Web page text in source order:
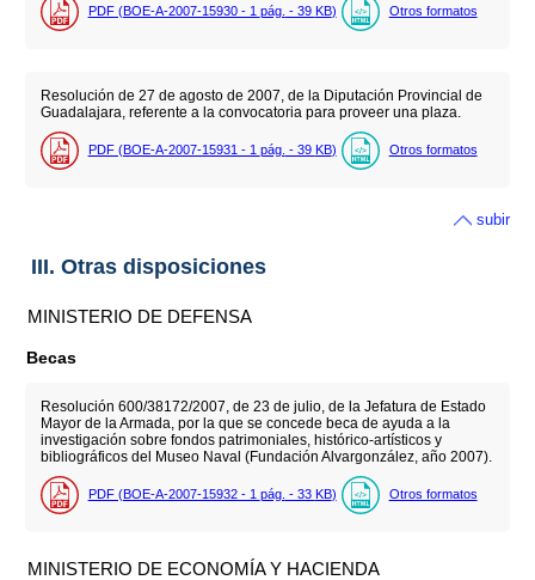
PDF (BOE-A-2007-15930 - 1 pág. - 39 KB) Otros formatos
Resolución de 27 de agosto de 2007, de la Diputación Provincial de
Guadalajara, referente a la convocatoria para proveer una plaza.
PDF (BOE-A-2007-15931 - 1 pág. - 39 KB) Otros formatos
subir
III. Otras disposiciones
MINISTERIO DE DEFENSA
Becas
Resolución 600/38172/2007, de 23 de julio, de la Jefatura de Estado
Mayor de la Armada, por la que se concede beca de ayuda a la
investigación sobre fondos patrimoniales, histórico-artísticos y
bibliográficos del Museo Naval (Fundación Alvargonzález, año 2007).
PDF (BOE-A-2007-15932 - 1 pág. - 33 KB) Otros formatos
MINISTERIO DE ECONOMÍA Y HACIENDA